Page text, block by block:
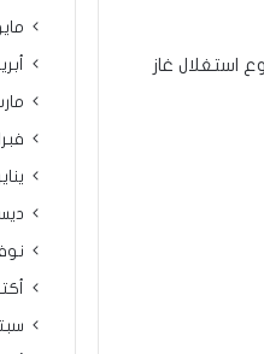
استغلال غاز
مايو
أبريل
مارس
فبراير
يناير 2024